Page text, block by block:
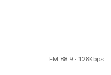
FM 88.9 - 128Kbps